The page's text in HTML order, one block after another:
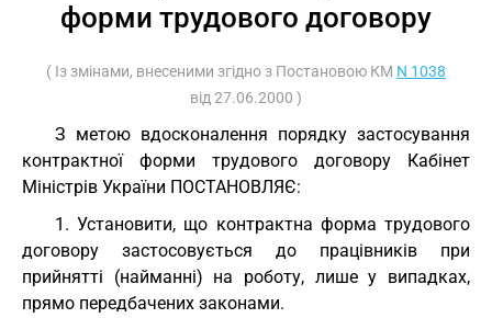
форми трудового договору
( Із змінами, внесеними згідно з Постановою КМ N 1038
від 27.06.2000 )
З метою вдосконалення порядку застосування
контрактної форми трудового договору Кабінет
Міністрів України ПОСТАНОВЛЯЄ:
1. Установити, що контрактна форма трудового
договору застосовується до працівників при
прийнятті (найманні) на роботу, лише у випадках,
прямо передбачених законами.